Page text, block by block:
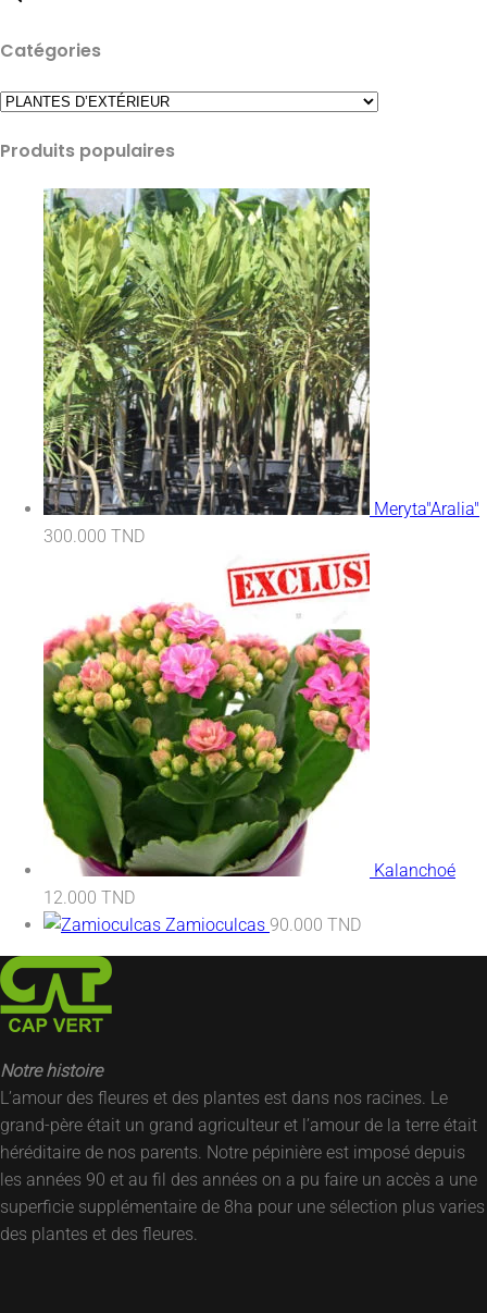
Catégories
Produits populaires
Meryta"Aralia"
300.000 TND
Kalanchoé
12.000 TND
Zamioculcas 90.000 TND
Notre histoire
L’amour des fleures et des plantes est dans nos racines. Le
grand-père était un grand agriculteur et l’amour de la terre était
héréditaire de nos parents. Notre pépinière est imposé depuis
les années 90 et au fil des années on a pu faire un accès a une
superficie supplémentaire de 8ha pour une sélection plus varies
des plantes et des fleures.